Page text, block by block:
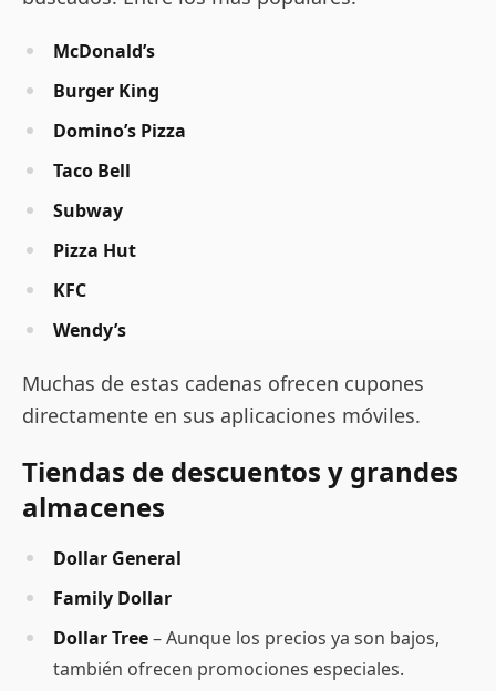
McDonald’s
Burger King
Domino’s Pizza
Taco Bell
Subway
Pizza Hut
KFC
Wendy’s
Muchas de estas cadenas ofrecen cupones
directamente en sus aplicaciones móviles.
Tiendas de descuentos y grandes
almacenes
Dollar General
Family Dollar
Dollar Tree– Aunque los precios ya son bajos,
también ofrecen promociones especiales.